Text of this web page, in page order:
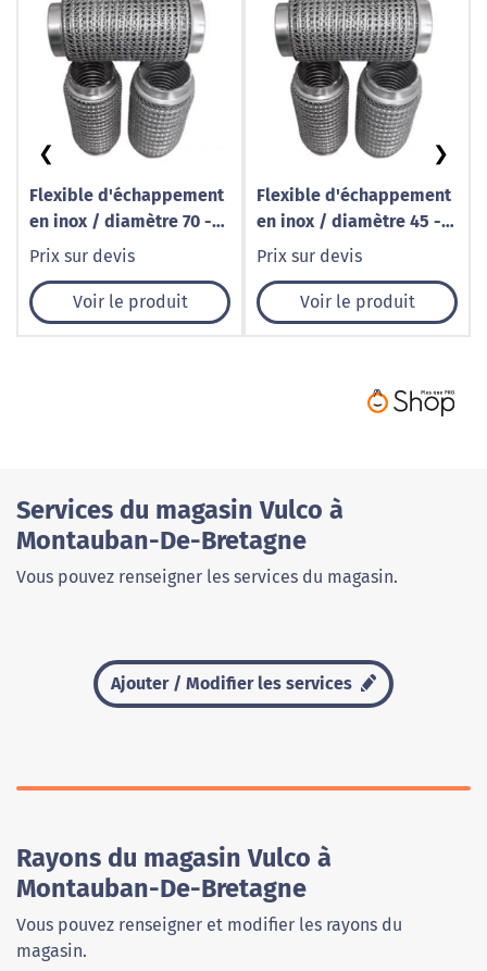
Flexible d'échappement
en inox / diamètre 70 -
Longueur 160
Prix sur devis
Voir le produit
Flexible d'échappement
en inox / diamètre 45 -
Longueur 100
Prix sur devis
Voir le produit
❮ ❯
Services du magasin Vulco à
Montauban-De-Bretagne
Vous pouvez renseigner les services du magasin.
Ajouter / Modifier les services
Rayons du magasin Vulco à
Montauban-De-Bretagne
Vous pouvez renseigner et modifier les rayons du
magasin.